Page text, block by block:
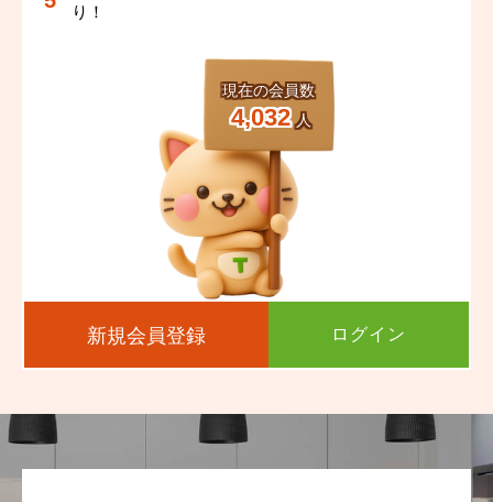
す。
気になる物件がございましたら、お早めにお問合せくださ
いますようお願いいたします。
※掲載内容と現況に相違がある場合は、現況優先とさせて
現地確認や資料請求はお気軽にお問い合わせください。
ご連絡お待ちしております。
高さ”。
ど、最新の設備が整っています。
荷物の受け取りも顔認証でスマートに完了！
毎日の安心と便利をどちらも叶えます。
周辺環境も文句なし◎
徒歩圏内に衣料品店・家電量販店・コンビニ・大型スーパ
ー・ドラッグストアなど、生活に必要な施設がすべて揃っ
JR平成駅までは徒歩約8分、最寄りのバス停も徒歩約5分
とアクセス良好。
安心・快適・便利がそろった理想の住まい。
このマンションで、家族みんなが笑顔になれる新生活をは
じめませんか？
現在の会員数
4,032 人
り！
新規会員登録 ログイン